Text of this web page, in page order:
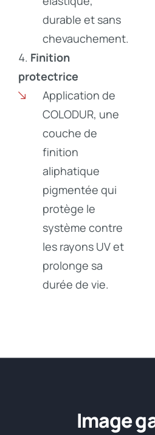
durable et sans
chevauchement.
Finition
protectrice
Application de
COLODUR, une
couche de
finition
aliphatique
pigmentée qui
protège le
système contre
les rayons UV et
prolonge sa
durée de vie.
Image